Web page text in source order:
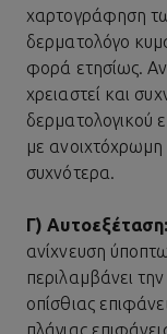
χαρτογράφηση
δερματολόγο
φορά ετησίως.
χρειαστεί και
δερματολογικού
με ανοιχτόχρωμη
συχνότερα.
Γ) Αυτοεξέταση:
ανίχνευση
περιλαμβάνει
οπίσθιας
πλάγιας